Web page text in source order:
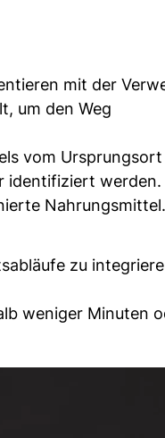
mit der
um den Weg
vom
identifiziert werden.
Nahrungsmittel.
zu
weniger Minuten